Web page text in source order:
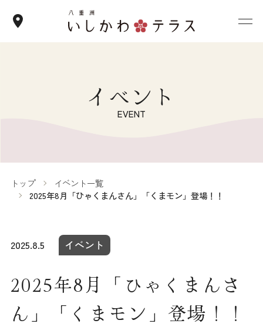
イベント
EVENT
トップ
イベント一覧
2025年8月「ひゃくまんさん」「くまモン」登場！！
2025.8.5 イベント
2025年8月「ひゃくまんさ
ん」「くまモン」登場！！